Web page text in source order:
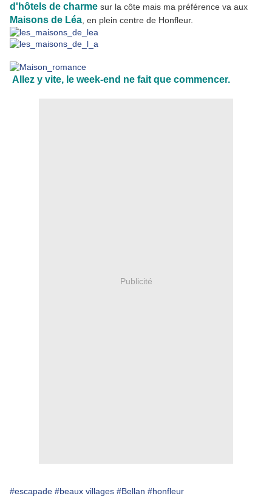
d'hôtels de charme sur la côte mais ma préférence va aux
Maisons de Léa , en plein centre de Honfleur.
Allez y vite, le week-end ne fait que commencer.
Publicité
#escapade #beaux villages #Bellan #honfleur